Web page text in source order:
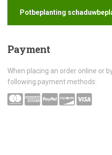
Potbeplanting
Payment
When placing an order online or
following payment methods: